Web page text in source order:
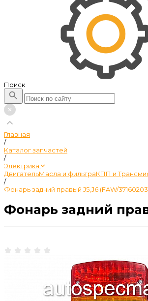
Поиск
Главная
/
Каталог запчастей
/
Электрика
ДвигательМасла и фильтраКПП и
/
Фонарь задний правый J5,J6 (FAW/
Фонарь задний